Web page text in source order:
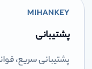
MIHANKEY
پشتیبانی
پشتیبانی سریع،